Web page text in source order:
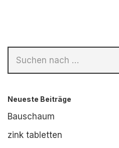
Neueste Beiträge
Bauschaum
zink tabletten